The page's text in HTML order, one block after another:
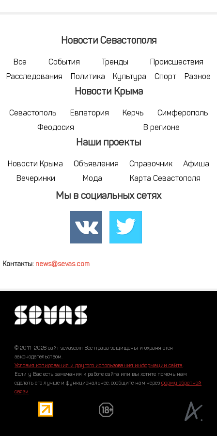
Новости Севастополя
Все События Тренды
Происшествия
Расследования
Политика Культура Спорт Разное
Новости Крыма
Севастополь Евпатория Керчь
Симферополь
Феодосия
В регионе
Наши проекты
Новости Крыма Объявления Справочник
Афиша
Вечеринки
Мода Карта Севастополя
Мы в социальных сетях
Контакты: news@sevas.com
© 2011-2026 сайт sevascom Все права защищены и охраняются
законодательством.
Условия копирования и другого использования информации сайта.
Если у Вас есть замечания к работе сайта или вы хотите помочь нам
сделать его лучше и функциональнее, сообщите нам через форму обратной
связи